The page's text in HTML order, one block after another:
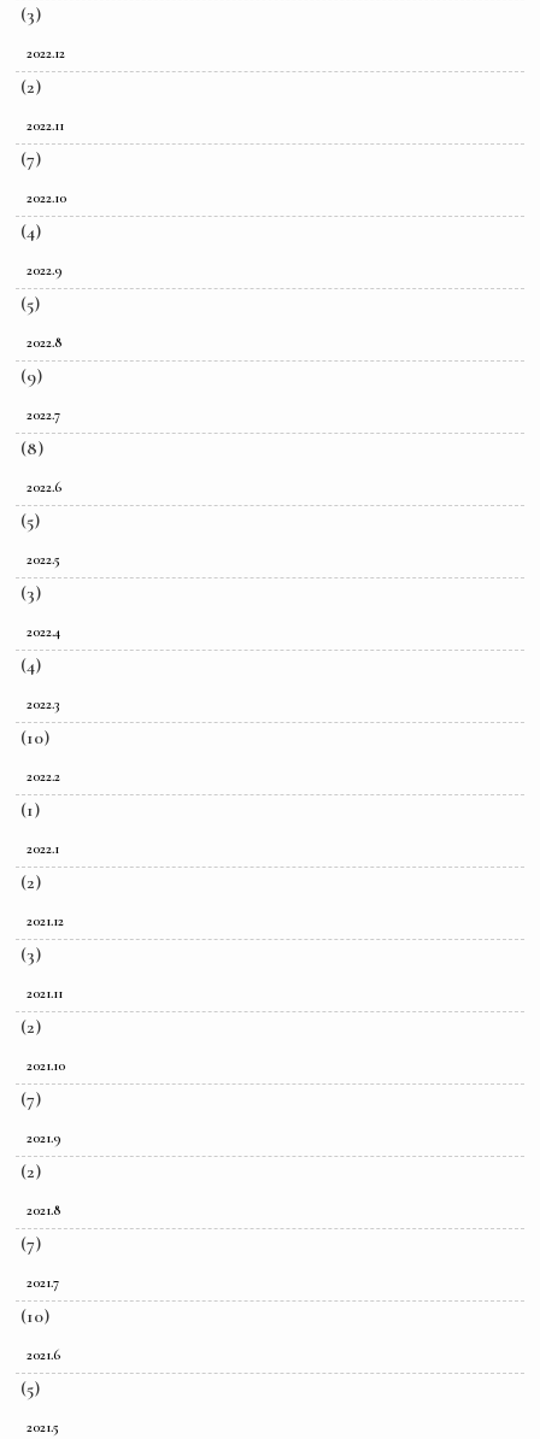
(3)
2022.12
(2)
2022.11
(7)
2022.10
(4)
2022.9
(5)
2022.8
(9)
2022.7
(8)
2022.6
(5)
2022.5
(3)
2022.4
(4)
2022.3
(10)
2022.2
(1)
2022.1
(2)
2021.12
(3)
2021.11
(2)
2021.10
(7)
2021.9
(2)
2021.8
(7)
2021.7
(10)
2021.6
(5)
2021.5